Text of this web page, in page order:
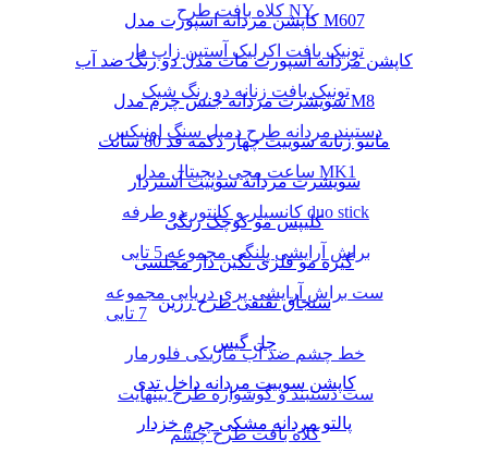
کلاه بافت طرح NY
تونیک بافت اکرلیک آستین زاپ دار
تونیک بافت زنانه دو رنگ شیک
دستبند مردانه طرح دمبل سنگ اونیکس
ساعت مچی دیجیتال مدل MK1
کانسیلر و کانتور دو طرفه duo stick
براش آرایشی پلنگی مجموعه 5 تایی
ست براش آرایشی پری دریایی مجموعه
7 تایی
خط چشم ضد آب ماژیکی فلورمار
ست دستبند و گوشواره طرح بینهایت
کلاه بافت طرح چشم
کاپشن مردانه اسپورت مدل M607
کاپشن مردانه اسپورت مات مدل دو رنگ ضد آب
سویشرت مردانه جنس چرم مدل M8
مانتو زنانه سوییت چهار دکمه قد 80 سانت
سویشرت مردانه سوییت آستردار
کلیپس مو کوچک رنگی
گیره مو فلزی نگین دار مجلسی
سنجاق تقتقی طرح رزین
چل گیس
کاپشن سوییت مردانه داخل تدی
پالتو مردانه مشکی چرم خزدار